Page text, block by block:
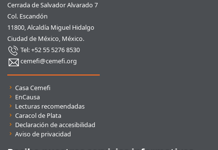
Cerrada de Salvador Alvarado 7
Col. Escandón
11800, Alcaldía Miguel Hidalgo
Ciudad de México, México.
Tel: +52 55 5276 8530
cemefi@cemefi.org
Enlaces rápidos
Casa Cemefi
EnCausa
Lecturas recomendadas
Caracol de Plata
Declaración de accesibilidad
Aviso de privacidad